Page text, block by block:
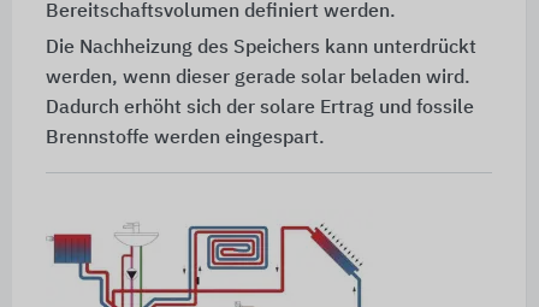
Bereitschaftsvolumen definiert werden.
Die Nachheizung des Speichers kann unterdrückt
werden, wenn dieser gerade solar beladen wird.
Dadurch erhöht sich der solare Ertrag und fossile
Brennstoffe werden eingespart.